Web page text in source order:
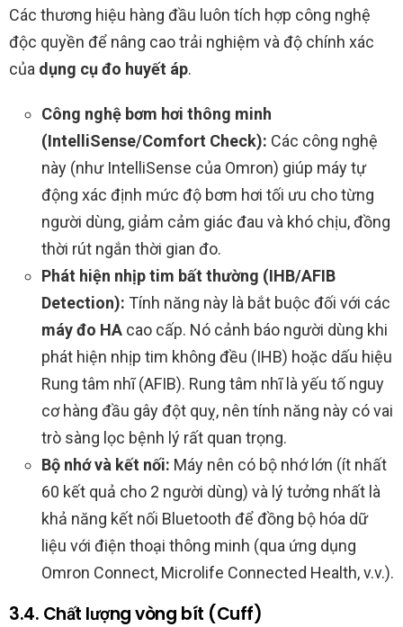
Các thương hiệu hàng đầu luôn tích hợp công nghệ
độc quyền để nâng cao trải nghiệm và độ chính xác
của dụng cụ đo huyết áp.
Công nghệ bơm hơi thông minh
(IntelliSense/Comfort Check): Các công nghệ
này (như IntelliSense của Omron) giúp máy tự
động xác định mức độ bơm hơi tối ưu cho từng
người dùng, giảm cảm giác đau và khó chịu, đồng
thời rút ngắn thời gian đo.
Phát hiện nhịp tim bất thường (IHB/AFIB
Detection): Tính năng này là bắt buộc đối với các
máy đo HA cao cấp. Nó cảnh báo người dùng khi
phát hiện nhịp tim không đều (IHB) hoặc dấu hiệu
Rung tâm nhĩ (AFIB). Rung tâm nhĩ là yếu tố nguy
cơ hàng đầu gây đột quỵ, nên tính năng này có vai
trò sàng lọc bệnh lý rất quan trọng.
Bộ nhớ và kết nối: Máy nên có bộ nhớ lớn (ít nhất
60 kết quả cho 2 người dùng) và lý tưởng nhất là
khả năng kết nối Bluetooth để đồng bộ hóa dữ
liệu với điện thoại thông minh (qua ứng dụng
Omron Connect, Microlife Connected Health, v.v.).
3.4. Chất lượng vòng bít (Cuff)